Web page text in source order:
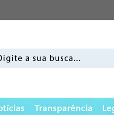
Transparência